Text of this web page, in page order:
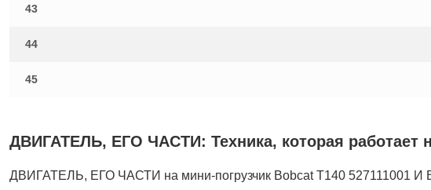
43
44
45
ДВИГАТЕЛЬ, ЕГО ЧАСТИ: Техника, которая работает
ДВИГАТЕЛЬ, ЕГО ЧАСТИ на мини-погрузчик Bobcat T140